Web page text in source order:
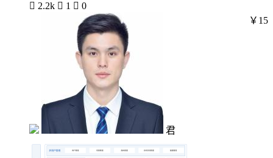
 2.2k  1  0
君
￥15